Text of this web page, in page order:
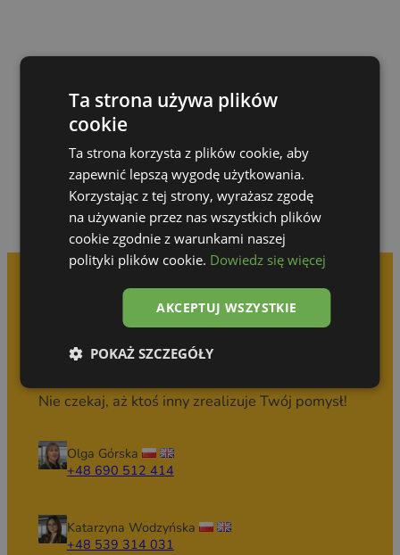
Przejdź do galerii
Umów się na
bezpłatną konsultację
Nie czekaj, aż ktoś inny zrealizuje Twój pomysł!
Olga Górska
+48 690 512 414
Katarzyna Wodzyńska
+48 539 314 031
Ta strona używa plików
cookie
Ta strona korzysta z plików cookie, aby
zapewnić lepszą wygodę użytkowania.
Korzystając z tej strony, wyrażasz zgodę
na używanie przez nas wszystkich plików
cookie zgodnie z warunkami naszej
polityki plików cookie. Dowiedz się więcej
AKCEPTUJ WSZYSTKIE
POKAŻ SZCZEGÓŁY